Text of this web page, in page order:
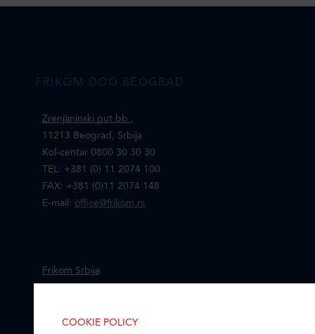
FRIKOM DOO BEOGRAD
Zrenjaninski put bb ,
11213 Beograd, Srbija
Kol-centar 0800 30 30 30
TEL: +381 (0) 11 2074 100
FAX: +381 (0)11 2074 148
E-mail: office@frikom.rs
Frikom Srbija
COOKIE POLICY